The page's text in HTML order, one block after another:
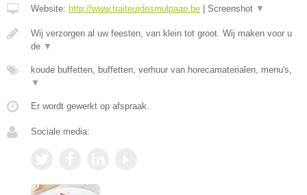
Website: http://www.traiteurdesmulpaap.be Screenshot ▼
Wij verzorgen al uw feesten, van klein tot groot. Wij maken voor u
de ▼
koude buffetten, buffetten, verhuur van horecamaterialen, menu's,
▼
Er wordt gewerkt op afspraak.
Sociale media: